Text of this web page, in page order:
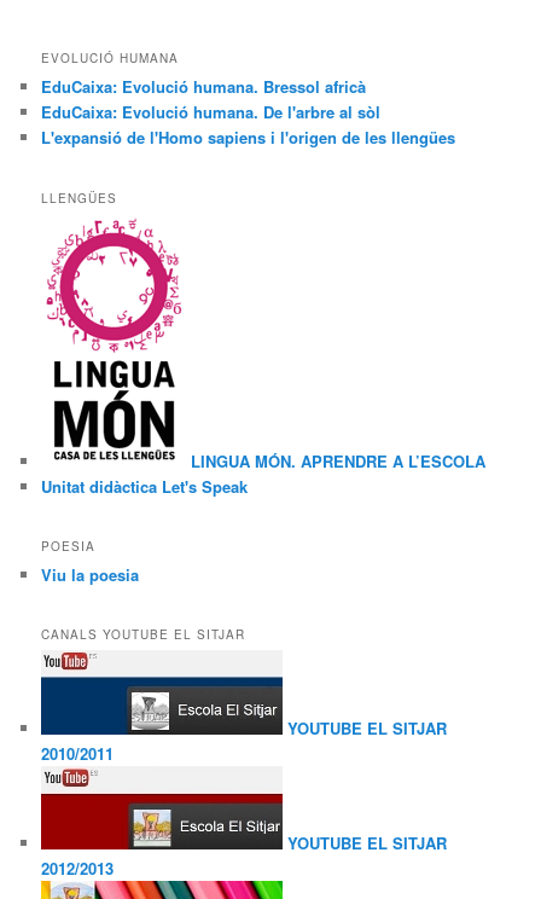
EVOLUCIÓ HUMANA
EduCaixa: Evolució humana. Bressol africà
EduCaixa: Evolució humana. De l'arbre al sòl
L'expansió de l'Homo sapiens i l'origen de les llengües
LLENGÜES
LINGUA MÓN. APRENDRE A L’ESCOLA
Unitat didàctica Let's Speak
POESIA
Viu la poesia
CANALS YOUTUBE EL SITJAR
YOUTUBE EL SITJAR
2010/2011
YOUTUBE EL SITJAR
2012/2013